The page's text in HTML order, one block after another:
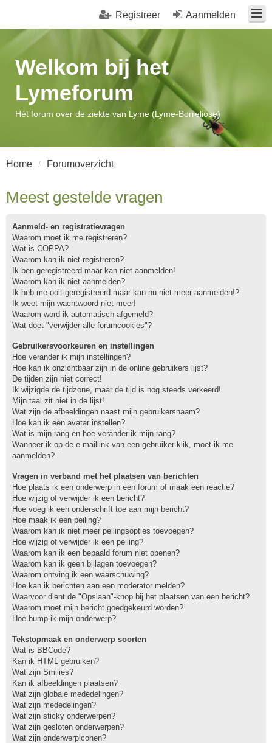
Aanmelden
Registreer
Welkom bij het
Lymeforum
Hét forum over de ziekte van Lyme (Lyme-Borreliose)
Home Forumoverzicht
Meest gestelde vragen
Aanmeld- en registratievragen
Waarom moet ik me registreren?
Wat is COPPA?
Waarom kan ik niet registreren?
Ik ben geregistreerd maar kan niet aanmelden!
Waarom kan ik niet aanmelden?
Ik heb me ooit geregistreerd maar kan nu niet meer aanmelden!?
Ik weet mijn wachtwoord niet meer!
Waarom word ik automatisch afgemeld?
Wat doet "verwijder alle forumcookies"?
Gebruikersvoorkeuren en instellingen
Hoe verander ik mijn instellingen?
Hoe kan ik onzichtbaar zijn in de online gebruikers lijst?
De tijden zijn niet correct!
Ik wijzigde de tijdzone, maar de tijd is nog steeds verkeerd!
Mijn taal zit niet in de lijst!
Wat zijn de afbeeldingen naast mijn gebruikersnaam?
Hoe kan ik een avatar instellen?
Wat is mijn rang en hoe verander ik mijn rang?
Wanneer ik op de e-maillink van een gebruiker klik, moet ik me
aanmelden?
Vragen in verband met het plaatsen van berichten
Hoe plaats ik een onderwerp in een forum of maak een reactie?
Hoe wijzig of verwijder ik een bericht?
Hoe voeg ik een onderschrift toe aan mijn bericht?
Hoe maak ik een peiling?
Waarom kan ik niet meer peilingsopties toevoegen?
Hoe wijzig of verwijder ik een peiling?
Waarom kan ik een bepaald forum niet openen?
Waarom kan ik geen bijlagen toevoegen?
Waarom ontving ik een waarschuwing?
Hoe kan ik berichten aan een moderator melden?
Waarvoor dient de "Opslaan"-knop bij het plaatsen van een bericht?
Waarom moet mijn bericht goedgekeurd worden?
Hoe bump ik mijn onderwerp?
Tekstopmaak en onderwerp soorten
Wat is BBCode?
Kan ik HTML gebruiken?
Wat zijn Smilies?
Kan ik afbeeldingen plaatsen?
Wat zijn globale mededelingen?
Wat zijn mededelingen?
Wat zijn sticky onderwerpen?
Wat zijn gesloten onderwerpen?
Wat zijn onderwerpiconen?